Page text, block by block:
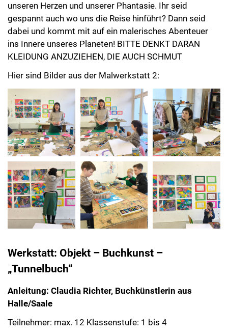
gespannt auch wo uns die Reise hinführt? Dann seid
dabei und kommt mit auf ein malerisches Abenteuer
ins Innere unseres Planeten! BITTE DENKT DARAN
KLEIDUNG ANZUZIEHEN, DIE AUCH SCHMUT
„Tunnelbuch“
Halle/Saale